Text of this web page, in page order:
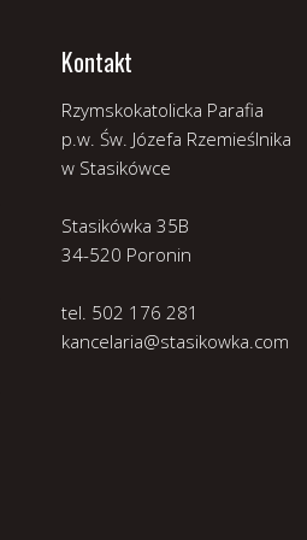
Kontakt
Rzymskokatolicka Parafia
p.w. Św. Józefa Rzemieślnika
w Stasikówce
Stasikówka 35B
34-520 Poronin
tel. 502 176 281
kancelaria@stasikowka.com